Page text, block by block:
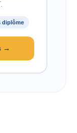
diplôme
→